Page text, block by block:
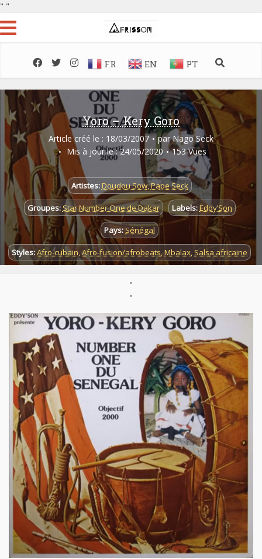
" "
FR EN PT
Yoro – Kery Goro
Article créé le : 18/03/2007 par Nago Seck
Mis à jour le : 24/05/2020
153 Vues
Artistes:Doudou Sow,Pape Seck
Groupes: Star Number One de Dakar Labels:Eddy’Son
Pays:Sénégal
Styles:Afro-cubain,Afro-fusion/afrobeats,Mbalax, Salsa africaine
"
"